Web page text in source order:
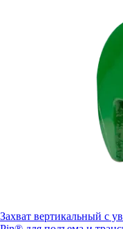
Захват вертикальный с